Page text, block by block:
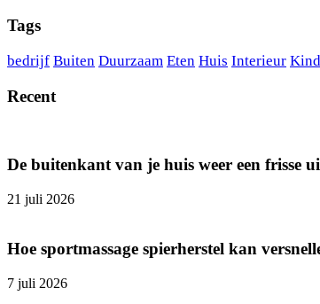
Tags
bedrijf Buiten Duurzaam Eten Huis Interieur
Recent
De buitenkant van je huis weer een frisse
21 juli 2026
Hoe sportmassage spierherstel kan
7 juli 2026